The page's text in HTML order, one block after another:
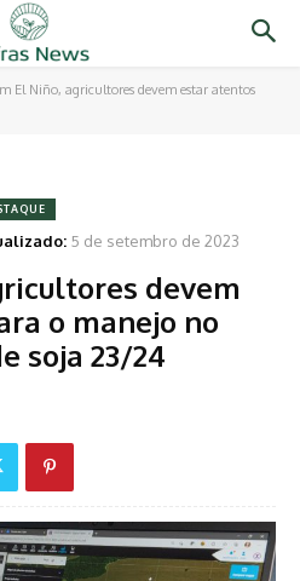
El Niño, agricultores devem estar atentos
5 de setembro de 2023
devem
o manejo no
soja 23/24